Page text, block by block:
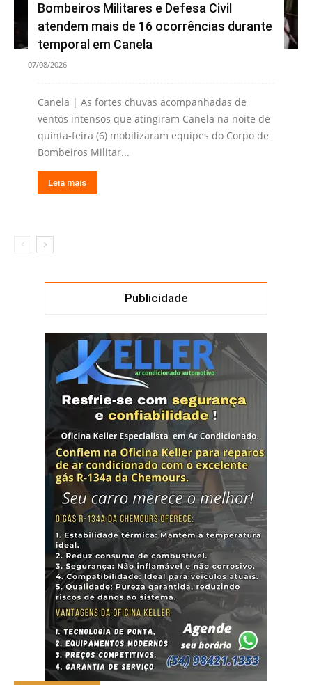
Bombeiros Militares e Defesa Civil
atendem mais de 16 ocorrências durante
temporal em Canela
07/08/2026
Canela | As fortes chuvas acompanhadas de
ventos intensos que atingiram Canela na noite de
quinta-feira (6) mobilizaram equipes do Corpo de
Bombeiros Militar...
Leia mais
Publicidade